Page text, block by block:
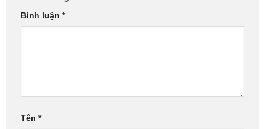
Bình luận *
Tên *